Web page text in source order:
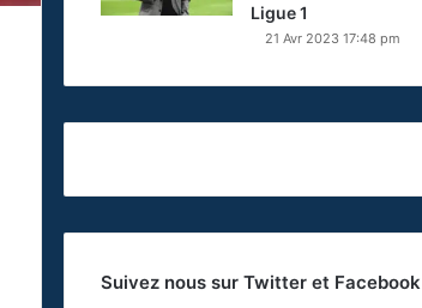
Ligue 1
21 Avr 2023 17:48 pm
Suivez nous sur Twitter et Facebook